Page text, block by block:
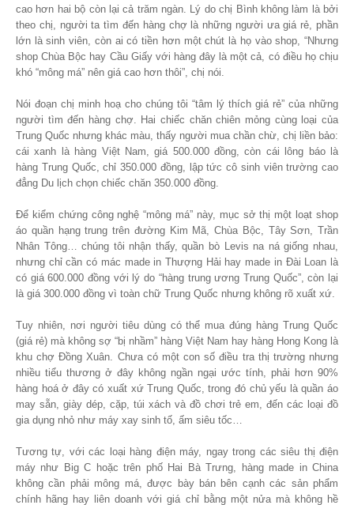
cao hơn hai bộ còn lại cả trăm ngàn. Lý do chị Bình không làm là bởi
theo chị, người ta tìm đến hàng chợ là những người ưa giá rẻ, phần
lớn là sinh viên, còn ai có tiền hơn một chút là họ vào shop, “Nhưng
shop Chùa Bộc hay Cầu Giấy với hàng đây là một cả, có điều họ chịu
khó “mông má” nên giá cao hơn thôi”, chị nói.
Nói đoạn chị minh hoạ cho chúng tôi “tâm lý thích giá rẻ” của những
người tìm đến hàng chợ. Hai chiếc chăn chiên mỏng cùng loại của
Trung Quốc nhưng khác màu, thấy người mua chần chừ, chị liền bảo:
cái xanh là hàng Việt Nam, giá 500.000 đồng, còn cái lông báo là
hàng Trung Quốc, chỉ 350.000 đồng, lập tức cô sinh viên trường cao
đẳng Du lịch chọn chiếc chăn 350.000 đồng.
Để kiểm chứng công nghệ “mông má” này, mục sở thị một loạt shop
áo quần hạng trung trên đường Kim Mã, Chùa Bộc, Tây Sơn, Trần
Nhân Tông… chúng tôi nhận thấy, quần bò
Levis na ná giống nhau,
nhưng chỉ cần có mác made in Thượng Hải hay made in Đài Loan là
có giá 600.000 đồng với lý do “hàng trung ương Trung Quốc”, còn lại
là giá 300.000 đồng vì toàn chữ Trung Quốc nhưng không rõ xuất xứ.
Tuy nhiên, nơi người tiêu dùng có thể mua đúng hàng Trung Quốc
(giá rẻ) mà không sợ “bị nhầm” hàng Việt Nam hay hàng Hong Kong là
khu chợ Đồng Xuân. Chưa có một con số điều tra thị trường nhưng
nhiều tiểu thương ở đây không ngần ngại ước tính, phải hơn 90%
hàng hoá ở đây có xuất xứ Trung Quốc, trong đó chủ yếu là quần áo
may sẵn, giày dép, cặp, túi xách và đồ chơi trẻ em, đến các loại đồ
gia dụng nhỏ như máy xay sinh tố, ấm siêu tốc…
Tương tự, với các loại hàng điện máy, ngay trong các siêu thị điện
máy như Big C hoặc trên phố Hai Bà Trưng, hàng made in China
không cần phải mông má, được bày bán bên cạnh các sản phẩm
chính hãng hay liên doanh với giá chỉ bằng một nửa mà không hề